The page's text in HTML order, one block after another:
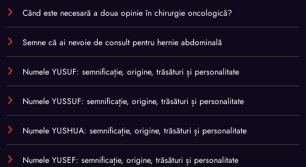
Când este necesară a doua opinie în chirurgie oncologică?
Semne că ai nevoie de consult pentru hernie abdominală
Numele YUSUF: semnificație, origine, trăsături și personalitate
Numele YUSSUF: semnificație, origine, trăsături și personalitate
Numele YUSHUA: semnificație, origine, trăsături și personalitate
Numele YUSEF: semnificație, origine, trăsături și personalitate